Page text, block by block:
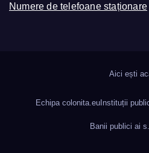
Numere de telefoane staționare
Aici ești
Echipa colonita.eu Instituții
Banii publici ai